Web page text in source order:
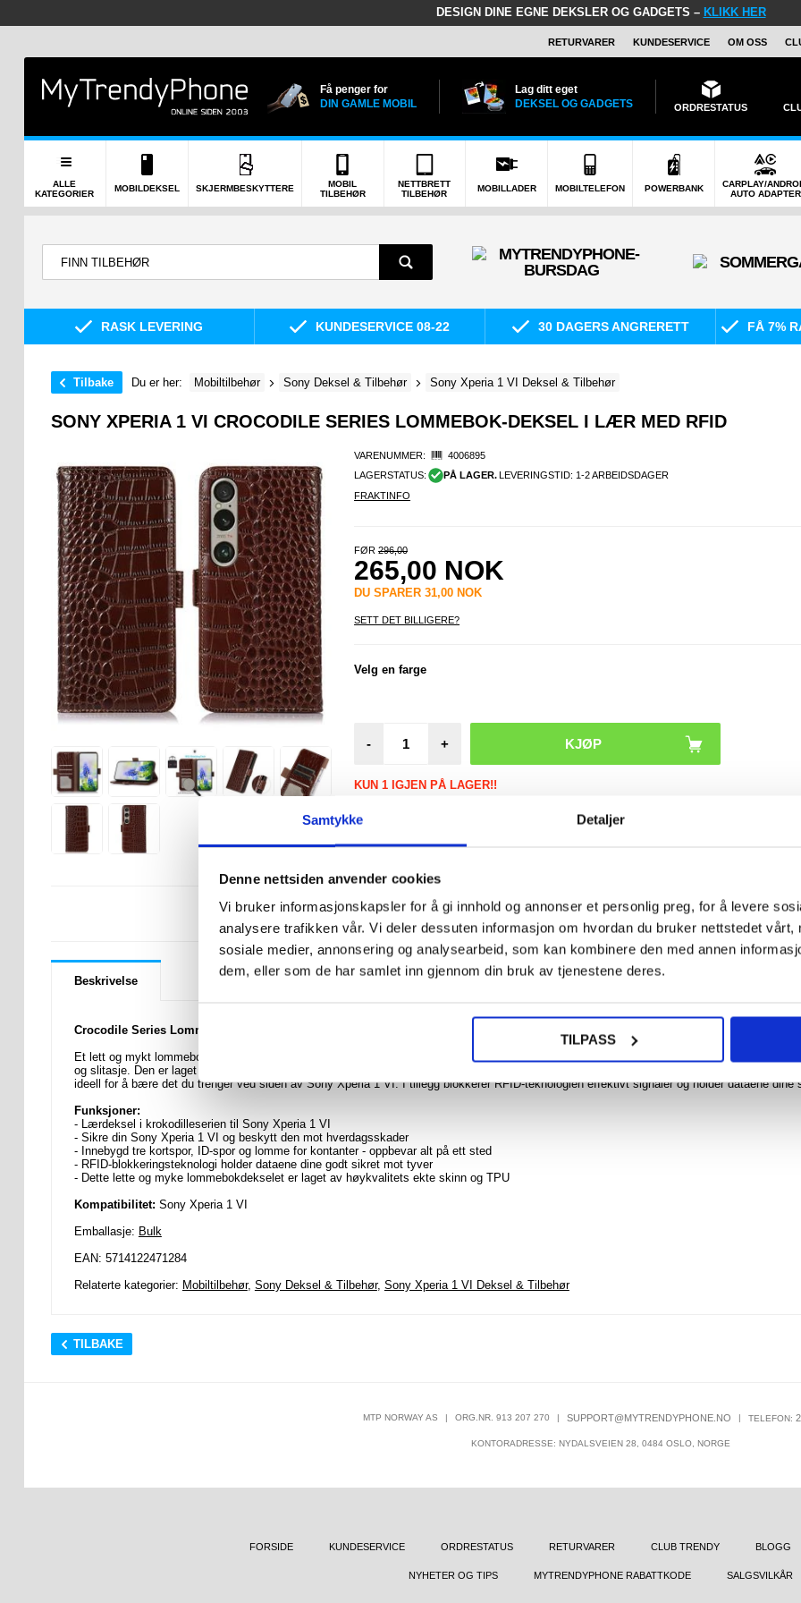
Samtykke Detaljer
Denne nettsiden anvender cookies
Vi bruker informasjonskapsler for å gi innhold og annonser et personlig preg, for å levere
analysere trafikken vår. Vi deler dessuten informasjon om hvordan du bruker nettstedet vårt,
sosiale medier, annonsering og analysearbeid, som kan kombinere den med annen
dem, eller som de har samlet inn gjennom din bruk av tjenestene deres.
TILPASS
DESIGN DINE EGNE DEKSLER OG GADGETS – KLIKK HER
RETURVARER KUNDESERVICE OM OSS
Få penger for
DIN GAMLE MOBIL
Lag ditt eget
DEKSEL OG GADGETS
ORDRESTATUS
ALLE
KATEGORIER
MOBILDEKSEL SKJERMBESKYTTERE
MOBIL
TILBEHØR
NETTBRETT
TILBEHØR
MOBILLADER MOBILTELEFON POWERBANK
CARPLAY/
AUTO ADAPTER
RASK LEVERING KUNDESERVICE 08-22 30 DAGERS ANGRERETT FÅ 7%
Tilbake Du er her: Mobiltilbehør Sony Deksel & Tilbehør Sony Xperia 1 VI Deksel & Tilbehør
SONY XPERIA 1 VI CROCODILE SERIES LOMMEBOK-DEKSEL I LÆR MED RFID
VARENUMMER:
4006895
LAGERSTATUS:
PÅ LAGER.
LEVERINGSTID: 1-2 ARBEIDSDAGER
FRAKTINFO
FØR296,00
265,00 NOK
DU SPARER31,00 NOK
SETT DET BILLIGERE?
Velg en farge
- +
KUN 1 IGJEN PÅ LAGER!!
LURER DU PÅ NOE? SPØR OSS! LIVE CHAT
Beskrivelse
Crocodile Series Lommebok-deksel i Lær med RFID til Sony Xperia 1 VI
Et lett og mykt lommebokdeksel med en unik krokodilletekstur, det perfekte valget for å beskytte din Sony Xperia 1 VI og holde den fri for
og slitasje. Den er laget av høykvalitets ekte lær og innvendig TPU-materiale, designet med tre kortspor, ett ID-spor og én lomme til
ideell for å bære det du trenger ved siden av Sony Xperia 1 VI. I tillegg blokkerer RFID-teknologien effektivt signaler og holder dataene dine
Funksjoner:
- Lærdeksel i krokodilleserien til Sony Xperia 1 VI
- Sikre din Sony Xperia 1 VI og beskytt den mot hverdagsskader
- Innebygd tre kortspor, ID-spor og lomme for kontanter - oppbevar alt på ett sted
- RFID-blokkeringsteknologi holder dataene dine godt sikret mot tyver
- Dette lette og myke lommebokdekselet er laget av høykvalitets ekte skinn og TPU
Kompatibilitet: Sony Xperia 1 VI
Emballasje: Bulk
EAN: 5714122471284
Relaterte kategorier: Mobiltilbehør, Sony Deksel & Tilbehør, Sony Xperia 1 VI Deksel & Tilbehør
TILBAKE
Pro
MTP NORWAY AS | ORG.NR. 913 207 270 | SUPPORT@MYTRENDYPHONE.NO | TELEFON:
KONTORADRESSE: NYDALSVEIEN 28, 0484 OSLO, NORGE
FORSIDE KUNDESERVICE ORDRESTATUS RETURVARER CLUB TRENDY BLOGG
NYHETER OG TIPS MYTRENDYPHONE RABATTKODE SALGSVILKÅR